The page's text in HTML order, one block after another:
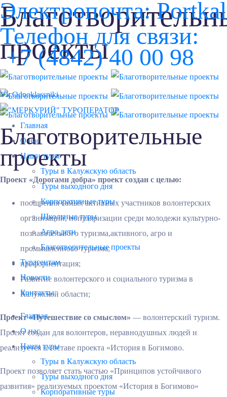
Электропочта:
Телефон для связи:
+7 (4842) 40 00 98
Vk Odnoklassniki
Главная
О нас
Наши туры
Туры в Калужскую область
Туры выходного дня
Корпоративные туры
Школьные туры
Агро дети
Благотворительные проекты
Турагентам
Новости
Контакты
Главная
О нас
Наши туры
Туры в Калужскую область
Туры выходного дня
Корпоративные туры
проекты
Благотворительные
проекты
Проект «Дорогами добра» проект создан с целью:
поощрения самых активных участников волонтерских
организаций, популяризации среди молодежи культурно-
познавательного туризма,активного, агро и
промышленного туризма;
профориентация;
Развитие волонтерского и социального туризма в
Калужской области;
Проект «Путешествие со смыслом» — волонтерский туризм.
Проект создан для волонтеров, неравнодушных людей и
реализуется в составе проекта «История в Богимово.
Проект позволяет стать частью «Принципов устойчивого
развития» реализуемых проектом «История в Богимово»